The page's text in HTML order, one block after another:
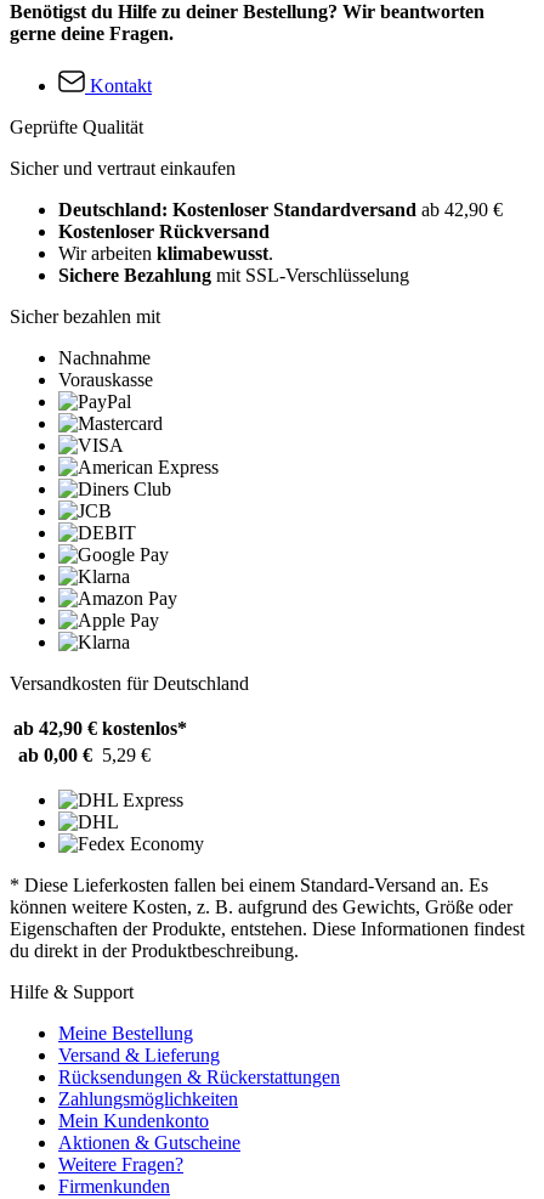
Benötigst du Hilfe zu deiner Bestellung? Wir beantworten
gerne deine Fragen.
Kontakt
Geprüfte Qualität
Sicher und vertraut einkaufen
Deutschland: Kostenloser Standardversand ab 42,90 €
Kostenloser Rückversand
Wir arbeiten klimabewusst.
Sichere Bezahlung mit SSL-Verschlüsselung
Sicher bezahlen mit
Nachnahme
Vorauskasse
Versandkosten für Deutschland
ab 42,90 € kostenlos*
ab 0,00 € 5,29 €
* Diese Lieferkosten fallen bei einem Standard-Versand an. Es
können weitere Kosten, z. B. aufgrund des Gewichts, Größe oder
Eigenschaften der Produkte, entstehen. Diese Informationen findest
du direkt in der Produktbeschreibung.
Hilfe & Support
Meine Bestellung
Versand & Lieferung
Rücksendungen & Rückerstattungen
Zahlungsmöglichkeiten
Mein Kundenkonto
Aktionen & Gutscheine
Weitere Fragen?
Firmenkunden